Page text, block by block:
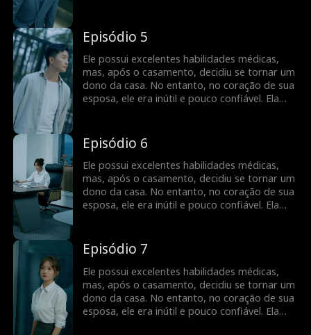
que ele salvasse seu avô e estava disposta a
se casar novamente com ele...
Episódio 5
Ele possui excelentes habilidades médicas,
mas, após o casamento, decidiu se tornar um
dono da casa. No entanto, no coração de sua
esposa, ele era inútil e pouco confiável. Ela
que ele salvasse seu avô e estava disposta a
se casar novamente com ele...
Episódio 6
Ele possui excelentes habilidades médicas,
mas, após o casamento, decidiu se tornar um
dono da casa. No entanto, no coração de sua
esposa, ele era inútil e pouco confiável. Ela
que ele salvasse seu avô e estava disposta a
se casar novamente com ele...
Episódio 7
Ele possui excelentes habilidades médicas,
mas, após o casamento, decidiu se tornar um
dono da casa. No entanto, no coração de sua
esposa, ele era inútil e pouco confiável. Ela